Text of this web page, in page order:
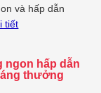
và hấp dẫn
tiết
ngon hấp dẫn
thưởng